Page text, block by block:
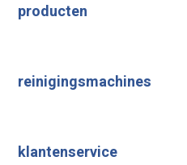
producten
reinigingsmachines
klantenservice